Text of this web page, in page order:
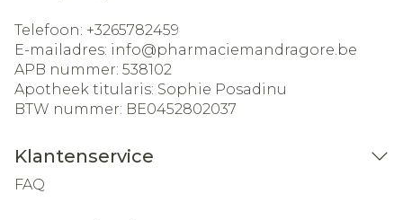
Telefoon: +3265782459
E-mailadres: info@pharmaciemandragore.be
APB nummer: 538102
Apotheek titularis: Sophie Posadinu
BTW nummer: BE0452802037
Klantenservice
FAQ